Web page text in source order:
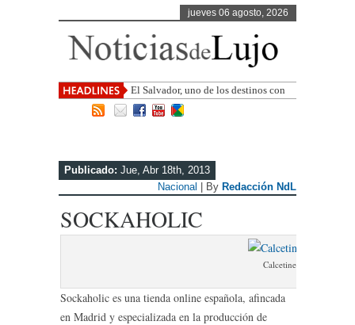
jueves 06 agosto, 2026
El Salvador, uno de los destinos con
mayor proyección de Centroamé
Publicado: Jue, Abr 18th, 2013
Nacional
| By Redacción NdL
SOCKAHOLIC
Calcetines Sockaholic
Sockaholic es una tienda online española, afincada
en Madrid y especializada en la producción de